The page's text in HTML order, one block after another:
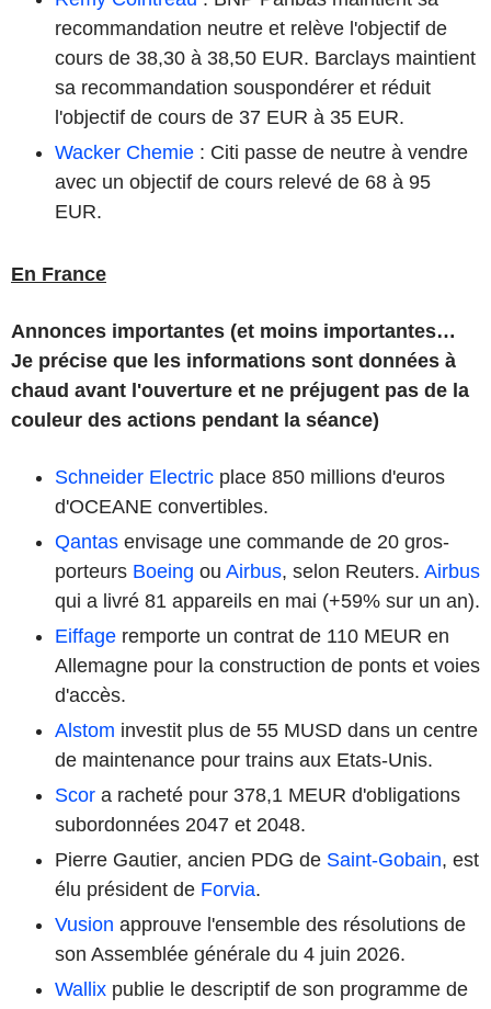
recommandation neutre et relève l'objectif de
cours de 38,30 à 38,50 EUR. Barclays maintient
sa recommandation souspondérer et réduit
l'objectif de cours de 37 EUR à 35 EUR.
Wacker Chemie : Citi passe de neutre à vendre
avec un objectif de cours relevé de 68 à 95
EUR.
En France
Annonces importantes (et moins importantes…
Je précise que les informations sont données à
chaud avant l'ouverture et ne préjugent pas de la
couleur des actions pendant la séance)
Schneider Electric place 850 millions d'euros
d'OCEANE convertibles.
Qantas envisage une commande de 20 gros-
porteurs Boeing ou Airbus, selon Reuters. Airbus
qui a livré 81 appareils en mai (+59% sur un an).
Eiffage remporte un contrat de 110 MEUR en
Allemagne pour la construction de ponts et voies
d'accès.
Alstom investit plus de 55 MUSD dans un centre
de maintenance pour trains aux Etats-Unis.
Scor a racheté pour 378,1 MEUR d'obligations
subordonnées 2047 et 2048.
Pierre Gautier, ancien PDG de Saint-Gobain, est
élu président de Forvia.
Vusion approuve l'ensemble des résolutions de
son Assemblée générale du 4 juin 2026.
Wallix publie le descriptif de son programme de